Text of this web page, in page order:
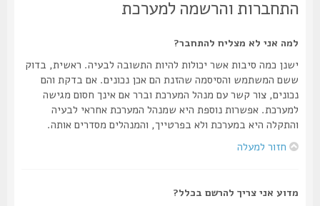
התחברות והרשמה למערכת
למה אני לא מצליח להתחבר?
ישנן כמה סיבות אשר יכולות להיות התשובה לבעיה. ראשית, בדוק
ששם המשתמש והסיסמה שהזנת הם אכן נכונים. אם בדקת והם
נכונים, צור קשר עם מנהל המערכת וברר אם אינך חסום מגישה
למערכת. אפשרות נוספת היא שמנהל המערכת אחראי לבעיה
והתקלה היא במערכת ולא בפרטייך, והמנהלים מסדרים אותה.
חזור למעלה
מדוע אני צריך להרשם בכלל?